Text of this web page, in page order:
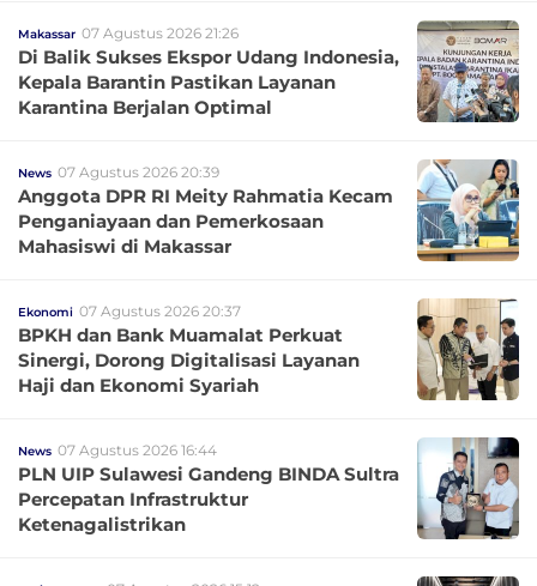
Makassar 07 Agustus 2026 21:26
Di Balik Sukses Ekspor Udang Indonesia,
Kepala Barantin Pastikan Layanan
Karantina Berjalan Optimal
News 07 Agustus 2026 20:39
Anggota DPR RI Meity Rahmatia Kecam
Penganiayaan dan Pemerkosaan
Mahasiswi di Makassar
Ekonomi 07 Agustus 2026 20:37
BPKH dan Bank Muamalat Perkuat
Sinergi, Dorong Digitalisasi Layanan
Haji dan Ekonomi Syariah
News 07 Agustus 2026 16:44
PLN UIP Sulawesi Gandeng BINDA Sultra
Percepatan Infrastruktur
Ketenagalistrikan